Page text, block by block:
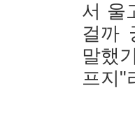
서 울
걸까
말했
프지"